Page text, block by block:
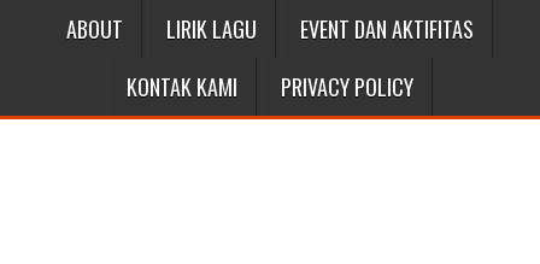
ABOUT LIRIK LAGU
EVENT DAN AKTIFITAS
KONTAK KAMI
PRIVACY POLICY